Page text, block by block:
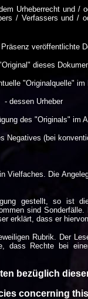
Urheberrecht und
/ Verfassers und /
veröffentlichte
dieses
"Originalquelle" im
- dessen Urheber
des "Originals" im
Negatives (bei
Die
gestellt, so ist
sind
erklärt, dass er
Rubrik. Der
dass Rechte bei
bezüglich
concerning